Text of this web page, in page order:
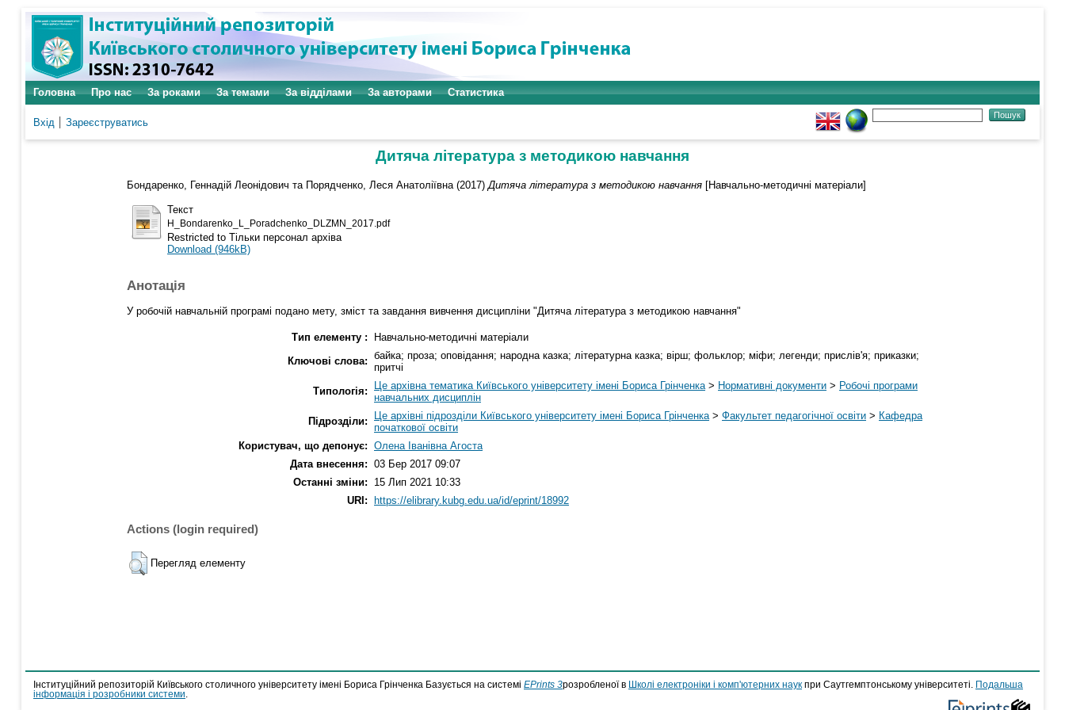
Головна Про нас За роками За темами За відділами За авторами Статистика
Вхід Зареєструватись
Дитяча література з методикою навчання
Бондаренко, Геннадій Леонідович та Порядченко, Леся Анатоліївна (2017) Дитяча література з методикою навчання [Навчально-методичні матеріали]
Текст
H_Bondarenko_L_Poradchenko_DLZMN_2017.pdf
Restricted to Тільки персонал архіва
Download (946kB)
Анотація
У робочій навчальній програмі подано мету, зміст та завдання вивчення дисципліни "Дитяча література з методикою навчання"
Тип елементу :
Навчально-методичні матеріали
Ключові слова: байка; проза; оповідання; народна казка; літературна казка; вірш; фольклор; міфи; легенди; прислів'я; приказки;
притчі
Типологія:
Це архівна тематика Київського університету імені Бориса Грінченка > Нормативні документи > Робочі програми
навчальних дисциплін
Підрозділи:
Це архівні підрозділи Київського університету імені Бориса Грінченка > Факультет педагогічної освіти > Кафедра
початкової освіти
Користувач, що депонує: Олена Іванівна Агоста
Дата внесення: 03 Бер 2017 09:07
Останні зміни:
15 Лип 2021 10:33
URI:
https://elibrary.kubg.edu.ua/id/eprint/18992
Actions (login required)
Перегляд елементу
Інституційний репозиторій Київського столичного університету імені Бориса Грінченка Базується на системі EPrints 3розробленої в Школі електроніки і комп'ютерних наук при Саутгемптонському університеті.
Подальша
інформація і розробники системи